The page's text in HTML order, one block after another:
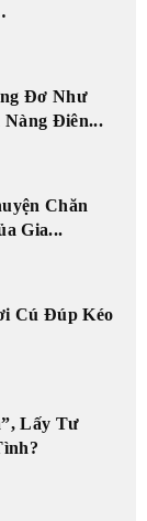
Đơ Như
Nàng Điên...
Chăn
Gia...
Cú Đúp Kéo
Lấy Tư